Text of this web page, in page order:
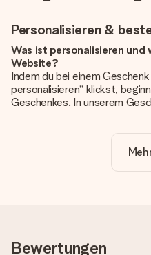
Personalisieren &
Was ist personalisieren
Website?
Indem du bei einem
personalisieren“ klickst,
Geschenkes. In unserem
noch eines unserer
Geschenk die perfekte
Wir möchten sicherstellen,
Bewertungen